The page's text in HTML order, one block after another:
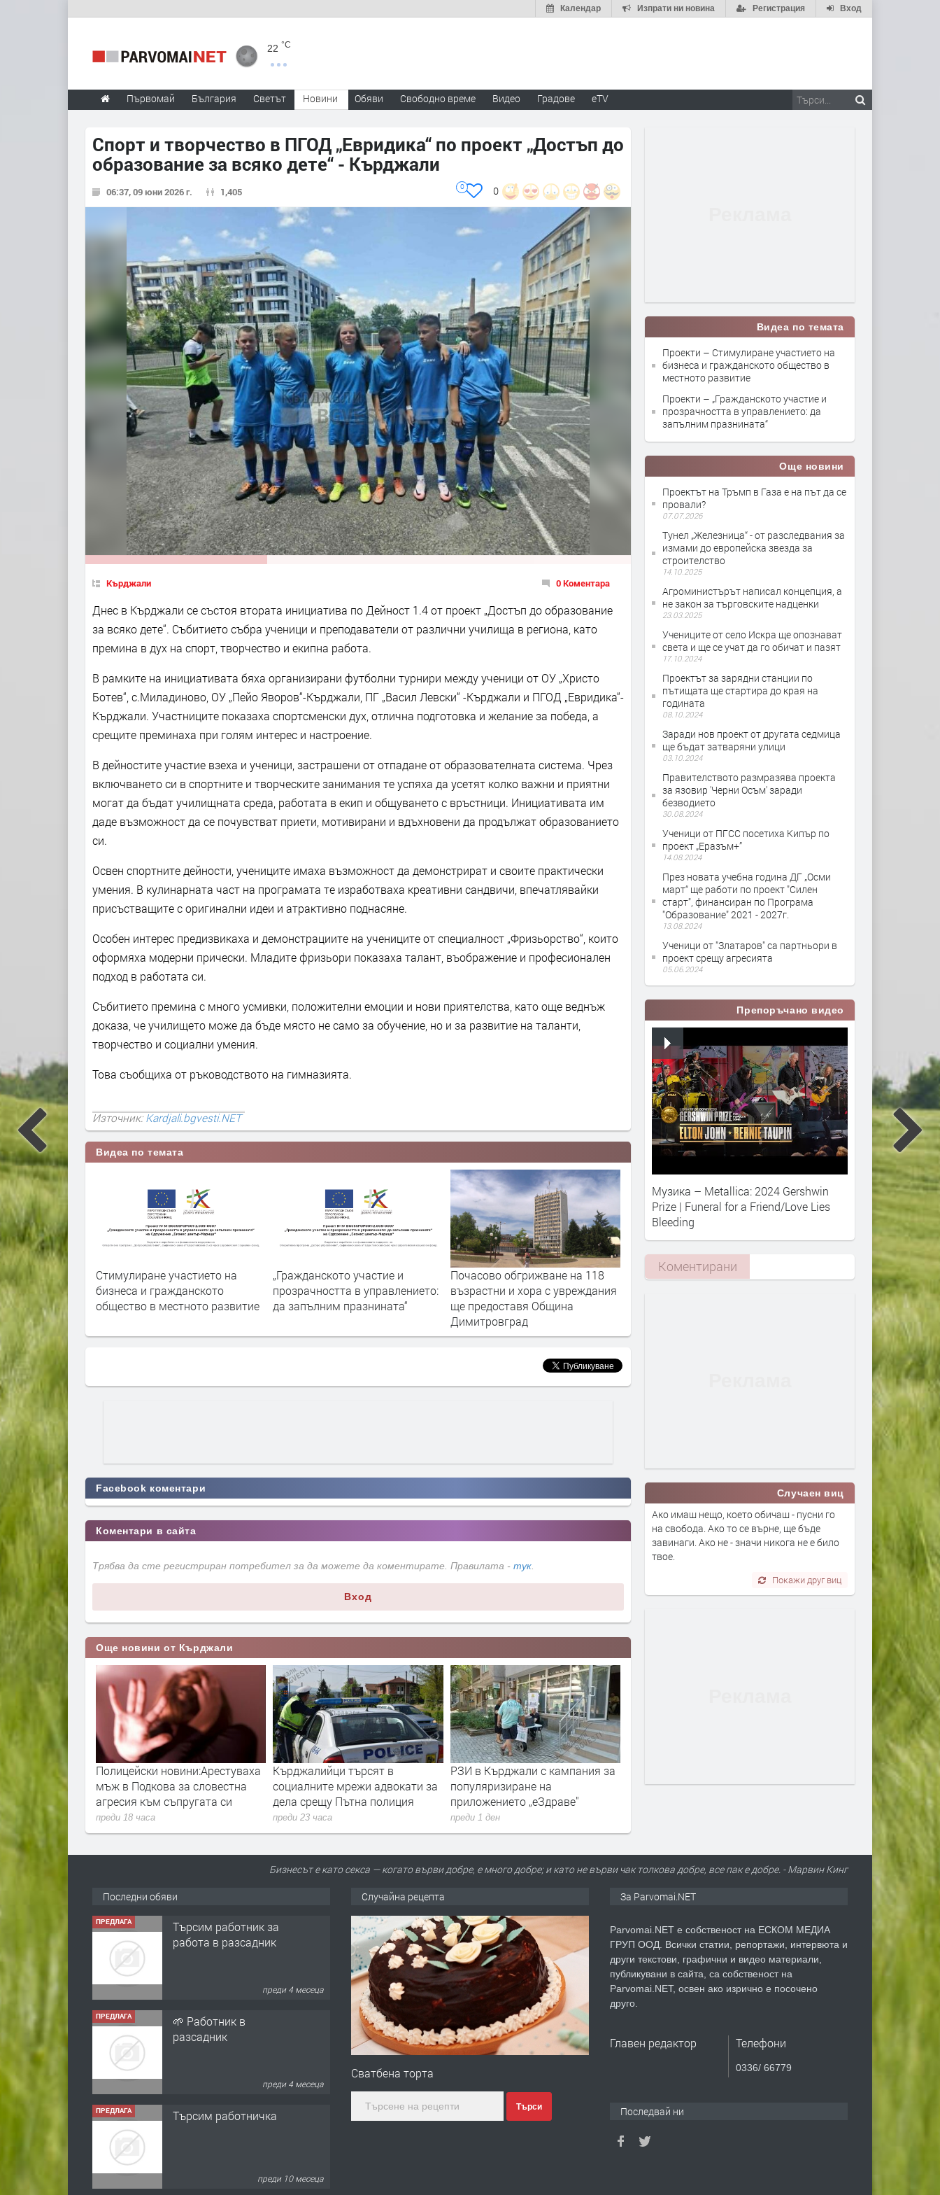
Вход
Регистрация
Изпрати ни новина
Календар
22 °C
Първомай България Светът Новини Обяви Свободно време Видео Градове eTV
Спорт и творчество в ПГОД „Евридика“ по проект „Достъп до
образование за всяко дете“ - Кърджали
06:37, 09 юни 2026 г. 1,405 0
0
Кърджали 0 Коментара
Днес в Кърджали се състоя втората инициатива по Дейност 1.4 от проект „Достъп до образование
за всяко дете“. Събитието събра ученици и преподаватели от различни училища в региона, като
премина в дух на спорт, творчество и екипна работа.
В рамките на инициативата бяха организирани футболни турнири между ученици от ОУ „Христо
Ботев“, с.Миладиново, ОУ „Пейо Яворов“-Кърджали, ПГ „Васил Левски“ -Кърджали и ПГОД „Евридика“-
Кърджали. Участниците показаха спортсменски дух, отлична подготовка и желание за победа, а
срещите преминаха при голям интерес и настроение.
В дейностите участие взеха и ученици, застрашени от отпадане от образователната система. Чрез
включването си в спортните и творческите занимания те успяха да усетят колко важни и приятни
могат да бъдат училищната среда, работата в екип и общуването с връстници. Инициативата им
даде възможност да се почувстват приети, мотивирани и вдъхновени да продължат образованието
си.
Освен спортните дейности, учениците имаха възможност да демонстрират и своите практически
умения. В кулинарната част на програмата те изработваха креативни сандвичи, впечатлявайки
присъстващите с оригинални идеи и атрактивно поднасяне.
Особен интерес предизвикаха и демонстрациите на учениците от специалност „Фризьорство“, които
оформяха модерни прически. Младите фризьори показаха талант, въображение и професионален
подход в работата си.
Събитието премина с много усмивки, положителни емоции и нови приятелства, като още веднъж
доказа, че училището може да бъде място не само за обучение, но и за развитие на таланти,
творчество и социални умения.
Това съобщиха от ръководството на гимназията.
Източник:Kardjali.bgvesti.NET
Видеа по темата
околната
Стимулиране участието на
бизнеса и гражданското
общество в местното развитие
„Гражданското участие и
прозрачността в управлението:
да запълним празнината“
Почасово обгрижване на 118
възрастни и хора с увреждания
ще предоставя Община
Димитровград
В Димитровград разработват
Приключи мащабния
централната градска
Димитровград
Facebook коментари
Коментари в сайта
Трябва да сте регистриран потребител за да можете да коментирате. Правилата - тук.
Вход
Още новини от Кърджали
жеги в
предимно
Полицейски новини:Арестуваха
мъж в Подкова за словестна
агресия към съпругата си
преди 18 часа
Кърджалийци търсят в
социалните мрежи адвокати за
дела срещу Пътна полиция
преди 23 часа
РЗИ в Кърджали с кампания за
популяризиране на
приложението „еЗдраве"
преди 1 ден
Кристо радва жители и гости на
Общината отпуска
11 кърджалийци за
нуждаят от лечение
Видеа по темата
Проекти – Стимулиране участието на
бизнеса и гражданското общество в
местното развитие
Проекти – „Гражданското участие и
прозрачността в управлението: да
запълним празнината“
Още новини
Проектът на Тръмп в Газа е на път да се
провали?
07.07.2026
Тунел „Железница“ - от разследвания за
измами до европейска звезда за
строителство
14.10.2025
Агроминистърът написал концепция, а
не закон за търговските надценки
23.03.2025
Учениците от село Искра ще опознават
света и ще се учат да го обичат и пазят
17.10.2024
Проектът за зарядни станции по
пътищата ще стартира до края на
годината
08.10.2024
Заради нов проект от другата седмица
ще бъдат затваряни улици
03.10.2024
Правителството размразява проекта
за язовир 'Черни Осъм' заради
безводието
30.08.2024
Ученици от ПГСС посетиха Кипър по
проект „Еразъм+”
14.08.2024
През новата учебна година ДГ „Осми
март“ ще работи по проект "Силен
старт", финансиран по Програма
"Образование" 2021 - 2027г.
13.08.2024
Ученици от "Златаров" са партньори в
проект срещу агресията
05.06.2024
Препоръчано видео
Музика – Metallica: 2024 Gershwin
Prize | Funeral for a Friend/Love Lies
Bleeding
Коментирани
Случаен виц
Ако имаш нещо, което обичаш - пусни го
на свобода. Ако то се върне, ще бъде
завинаги. Ако не - значи никога не е било
твое.
Покажи друг виц
Бизнесът е като секса — когато върви добре, е много добре; и като не върви чак толкова добре, все пак е добре. - Марвин Кинг
Последни обяви
ПРЕДЛАГА
Търсим работник за
работа в разсадник
преди 4 месеца
ПРЕДЛАГА
🌱 Работник в
разсадник
преди 4 месеца
ПРЕДЛАГА Търсим работничка
преди 10 месеца
Случайна рецепта
Сватбена торта
Търси
За Parvomai.NET
Parvomai.NET е собственост на ЕСКОМ МЕДИА
ГРУП ООД. Всички статии, репортажи, интервюта и
други текстови, графични и видео материали,
публикувани в сайта, са собственост на
Parvomai.NET, освен ако изрично е посочено
друго.
Главен редактор Телефони
0336/ 66779
Последвай ни